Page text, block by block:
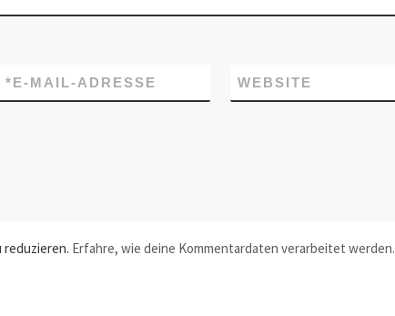
E-MAIL-ADRESSE
* WEBSITE
reduzieren. Erfahre, wie deine Kommentardaten verarbeitet werden.